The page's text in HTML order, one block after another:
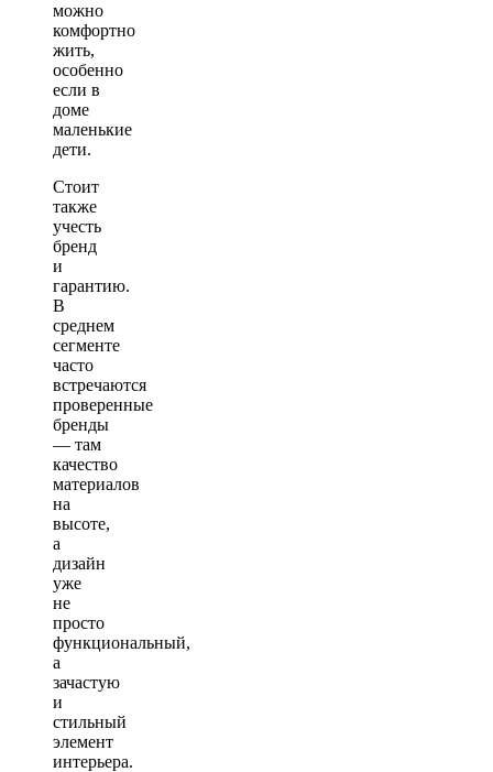
можно
комфортно
жить,
особенно
если в
доме
маленькие
дети.
Стоит
также
учесть
бренд
и
гарантию.
В
среднем
сегменте
часто
встречаются
проверенные
бренды
— там
качество
материалов
на
высоте,
а
дизайн
уже
не
просто
функциональный,
а
зачастую
и
стильный
элемент
интерьера.